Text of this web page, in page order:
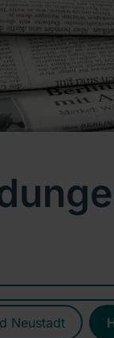
Neustadt